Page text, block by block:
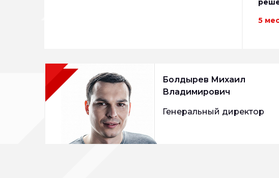
5
Болдырев Михаил
Владимирович
Генеральный директор